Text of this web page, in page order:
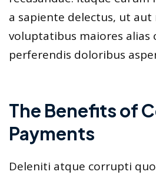
a sapiente delectus, ut aut
voluptatibus maiores alias
perferendis doloribus
The Benefits of
Payments
Deleniti atque corrupti